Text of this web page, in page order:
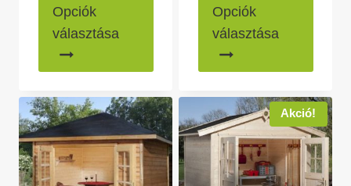
188
000 Ft
1
000 Ft
Opciók
választása
több
van.
A
változatok
a
000 Ft
-
000 Ft
Opciók
választása
több
van.
A
a
Akció!